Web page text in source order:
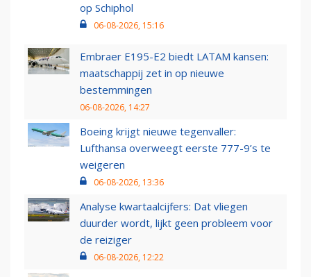
op Schiphol
06-08-2026, 15:16
Embraer E195-E2 biedt LATAM kansen:
maatschappij zet in op nieuwe
bestemmingen
06-08-2026, 14:27
Boeing krijgt nieuwe tegenvaller:
Lufthansa overweegt eerste 777-9’s te
weigeren
06-08-2026, 13:36
Analyse kwartaalcijfers: Dat vliegen
duurder wordt, lijkt geen probleem voor
de reiziger
06-08-2026, 12:22